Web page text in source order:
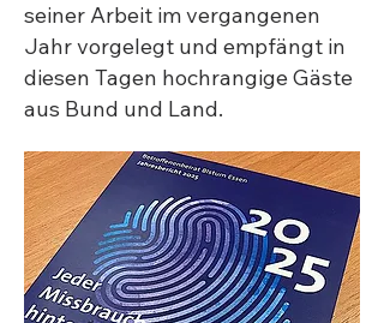
seiner Arbeit im vergangenen
Jahr vorgelegt und empfängt in
diesen Tagen hochrangige Gäste
aus Bund und Land.